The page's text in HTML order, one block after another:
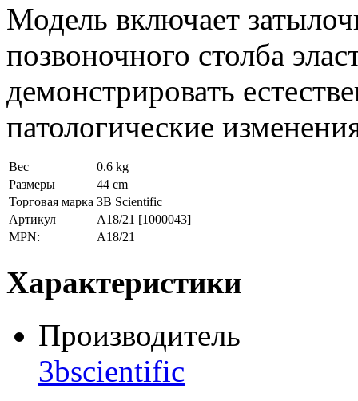
Модель включает
позвоночного столба
демонстрировать
патологические
Вес
0.6 kg
Размеры
44 cm
Торговая марка 3B Scientific
Артикул
A18/21 [1000043]
MPN:
A18/21
Характеристики
Производитель
3bscientific